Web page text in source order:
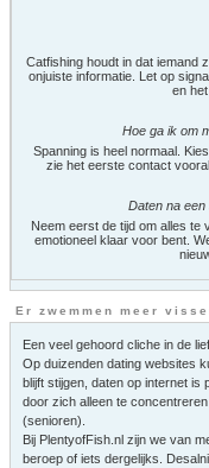
Catfishing houdt in dat iemand
onjuiste informatie. Let op
en
Hoe ga ik om
Spanning is heel normaal.
zie het eerste contact
Daten na
Neem eerst de tijd om alles te
emotioneel klaar voor bent.
Er zwemmen meer
Een veel gehoord cliche in de
Op duizenden dating websites
blijft stijgen, daten op internet is
door zich alleen te
(senioren).
Bij PlentyofFish.nl zijn we van
beroep of iets dergelijks.